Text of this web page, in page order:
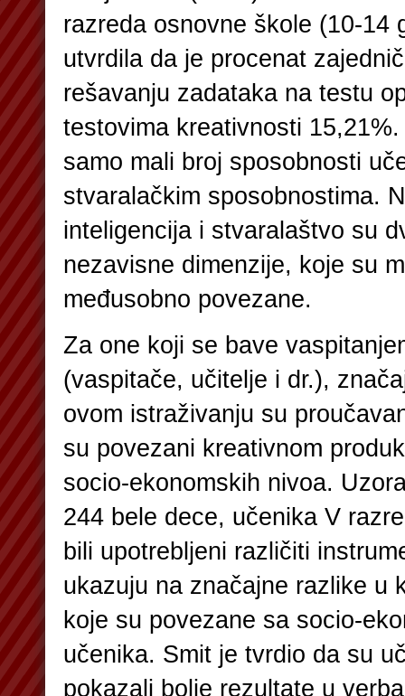
razreda osnovne škole (10-14
utvrdila da je procenat
rešavanju zadataka na testu
testovima kreativnosti
samo mali broj sposobnosti
stvaralačkim sposobnostima.
inteligencija i stvaralaštvo su
nezavisne dimenzije, koje su
međusobno povezane.
Za one koji se bave
(vaspitače, učitelje i dr.),
ovom istraživanju su
su povezani kreativnom
socio-ekonomskih nivoa.
244 bele dece, učenika V
bili upotrebljeni različiti
ukazuju na značajne razlike u
koje su povezane sa socio-
učenika. Smit je tvrdio da su
pokazali bolje rezultate u